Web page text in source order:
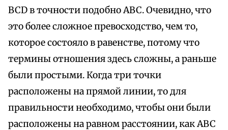
BCD в точности подобно ABC. Очевидно, что
это более сложное превосходство, чем то,
которое состояло в равенстве, потому что
термины отношения здесь сложны, а раньше
были простыми. Когда три точки
расположены на прямой линии, то для
правильности необходимо, чтобы они были
расположены на равном расстоянии, как ABC